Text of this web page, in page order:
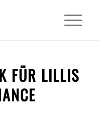
FÜR LILLIS